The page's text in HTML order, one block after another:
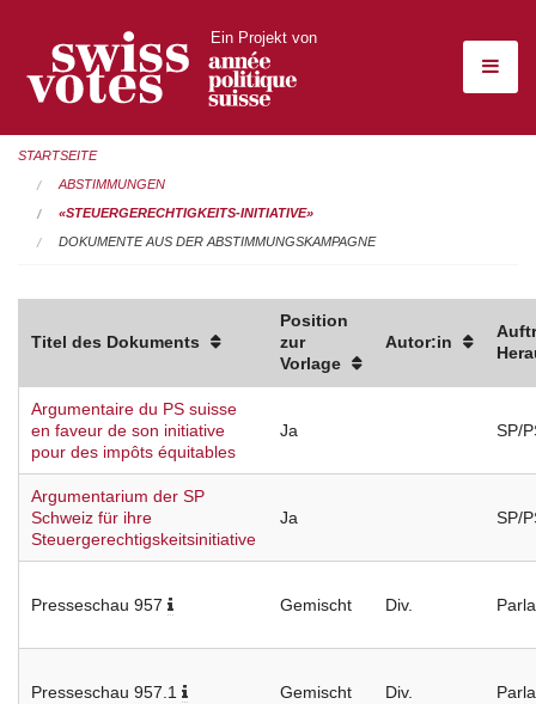
Ein Projekt von
STARTSEITE
ABSTIMMUNGEN
«STEUERGERECHTIGKEITS-INITIATIVE»
DOKUMENTE AUS DER ABSTIMMUNGSKAMPAGNE
Titel des Dokuments
Position
zur
Vorlage
Autor:in
Argumentaire du PS suisse
en faveur de son initiative
pour des impôts équitables
Ja SP/
Argumentarium der SP
Schweiz für ihre
Steuergerechtigskeitsinitiative
Ja SP/
Presseschau 957 Gemischt Div.
Presseschau 957.1 Gemischt Div.